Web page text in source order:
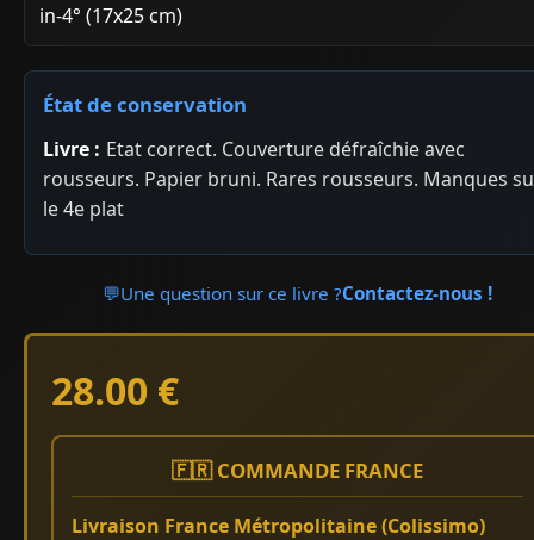
in-4° (17x25 cm)
État de conservation
Livre : Etat correct. Couverture défraîchie avec
rousseurs. Papier bruni. Rares rousseurs. Manques
le 4e plat
💬Une question sur ce livre ?Contactez-nous !
28.00 €
🇫🇷 COMMANDE FRANCE
Livraison France Métropolitaine (Colissimo)